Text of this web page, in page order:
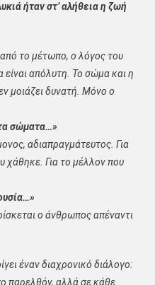
ήταν στ’ αλήθεια η ζωή
το μέτωπο, ο λόγος του
απόλυτη. Το σώμα και η
μοιάζει δυνατή. Μόνο ο
σώματα…»
αδιαπραγμάτευτος. Για
χάθηκε. Για το μέλλον που
ο άνθρωπος απέναντι
έναν διαχρονικό διάλογο:
παρελθόν, αλλά σε κάθε